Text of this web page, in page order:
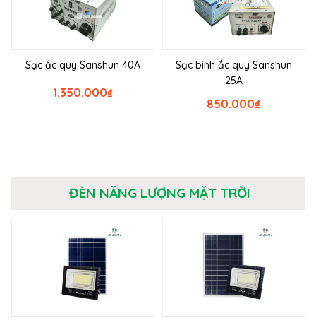
Sạc ắc quy Sanshun 40A
₫
1.350.000
Sạc bình ắc quy Sanshun
25A
₫
850.000
ĐÈN NĂNG LƯỢNG MẶT TRỜI